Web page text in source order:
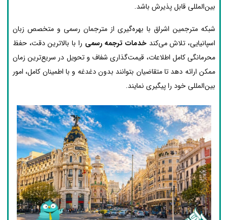
بین‌المللی قابل پذیرش باشد.
شبکه مترجمین اشراق با بهره‌گیری از مترجمان رسمی و متخصص زبان
اسپانیایی، تلاش می‌کندخدمات ترجمه رسمی را با بالاترین دقت، حفظ
محرمانگی کامل اطلاعات، قیمت‌گذاری شفاف و تحویل در سریع‌ترین زمان
ممکن ارائه دهد تا متقاضیان بتوانند بدون دغدغه و با اطمینان کامل، امور
بین‌المللی خود را پیگیری نمایند.